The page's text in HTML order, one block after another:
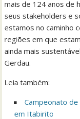
mais de 124 anos de
seus stakeholders e
estamos no caminho
regiões em que
ainda mais
Gerdau.
Leia também:
Campeonato
em Itabirito